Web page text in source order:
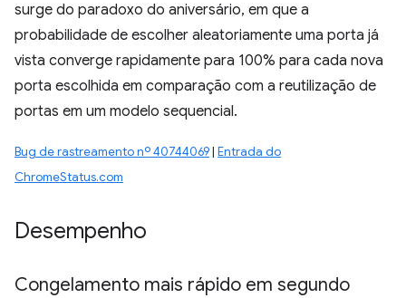
surge do paradoxo do aniversário, em que a
probabilidade de escolher aleatoriamente uma porta já
vista converge rapidamente para 100% para cada nova
porta escolhida em comparação com a reutilização de
portas em um modelo sequencial.
Bug de rastreamento nº 40744069| Entrada do
ChromeStatus.com
Desempenho
Congelamento mais rápido em segundo